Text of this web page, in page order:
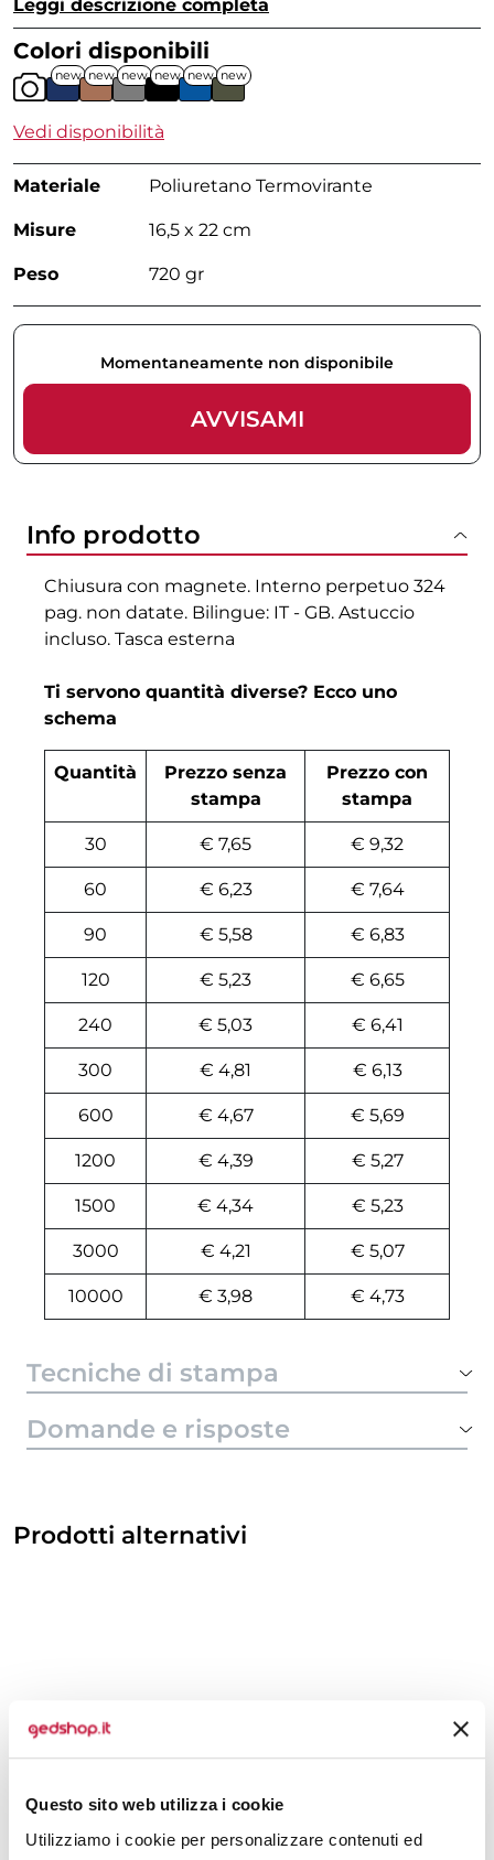
Questo sito web utilizza i cookie
Utilizziamo i cookie per personalizzare contenuti ed
Leggi descrizione completa
Colori disponibili
new new new new new new
Vedi disponibilità
Materiale Poliuretano Termovirante
Misure 16,5 x 22 cm
Peso 720 gr
Momentaneamente non disponibile
AVVISAMI
Info prodotto
Chiusura con magnete. Interno perpetuo 324
pag. non datate. Bilingue: IT - GB. Astuccio
incluso. Tasca esterna
Ti servono quantità diverse? Ecco uno
schema
Quantità
Prezzo senza
stampa
Prezzo con
stampa
30 € 7,65 € 9,32
60 € 6,23 € 7,64
90 € 5,58 € 6,83
120 € 5,23 € 6,65
240 € 5,03 € 6,41
300 € 4,81 € 6,13
600 € 4,67 € 5,69
1200 € 4,39 € 5,27
1500 € 4,34 € 5,23
3000 € 4,21 € 5,07
10000 € 3,98 € 4,73
Tecniche di stampa
Domande e risposte
Prodotti alternativi